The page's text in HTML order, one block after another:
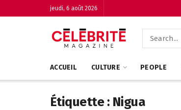
jeudi, 6 août 2026
ACCUEIL CULTURE PEOPLE
Étiquette : Nigua